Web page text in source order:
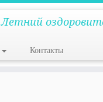
Летний
Контакты